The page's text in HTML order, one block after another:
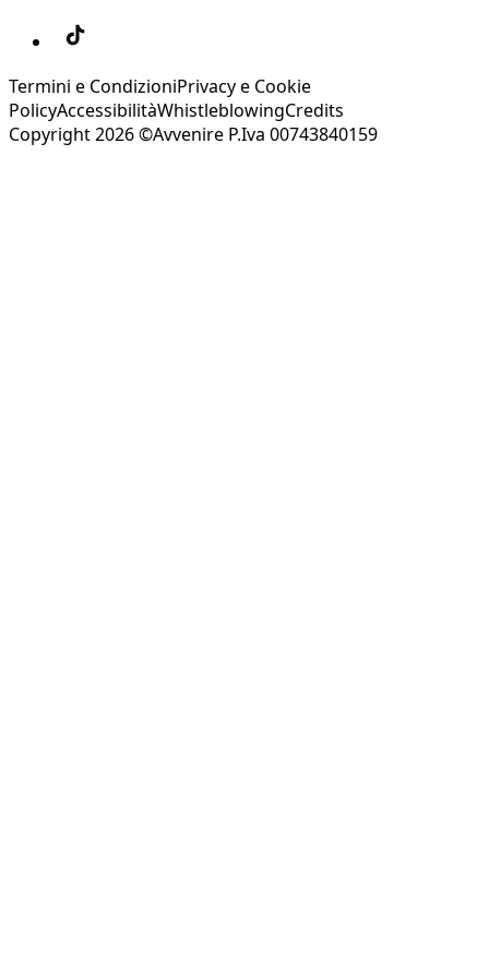
Termini e CondizioniPrivacy e Cookie
PolicyAccessibilitàWhistleblowingCredits
Copyright 2026 ©Avvenire P.Iva 00743840159